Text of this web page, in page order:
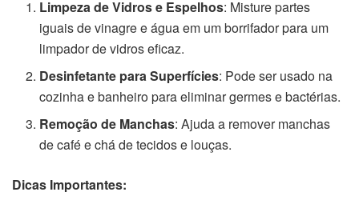
Limpeza de Vidros e Espelhos: Misture partes
iguais de vinagre e água em um borrifador para um
limpador de vidros eficaz.
Desinfetante para Superfícies: Pode ser usado na
cozinha e banheiro para eliminar germes e bactérias.
Remoção de Manchas: Ajuda a remover manchas
de café e chá de tecidos e louças.
Dicas Importantes: